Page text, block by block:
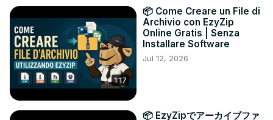
1:17
📦 Come Creare un File di
Archivio con EzyZip
Online Gratis | Senza
Installare Software
Jul 12, 2026
📦 EzyZipでアーカイブファ